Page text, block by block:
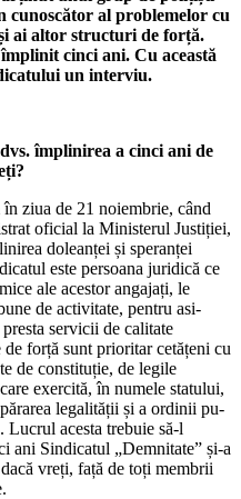
al problemelor cu
ai altor structuri de forță.
cinci ani. Cu această
un interviu.
împlinirea a cinci ani de
ziua de 21 noiembrie, când
oficial la Ministerul Justiției,
doleanței și speranței
este persoana juridică ce
ale acestor angajați, le
de activitate, pentru asi­
servicii de calitate
forță sunt prioritar cetățeni cu
de constituție, de legile
exercită, în numele statului,
legalității și a ordinii pu­
Lucrul acesta trebuie să-l
ani Sindicatul „Demnitate” și-a
vreți, față de toți membrii